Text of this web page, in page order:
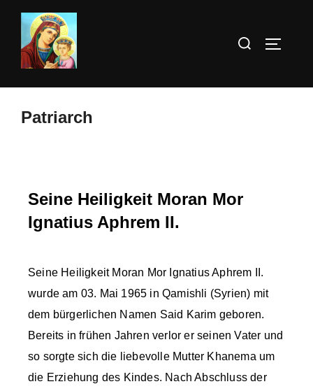
Patriarch
Seine Heiligkeit Moran Mor
Ignatius Aphrem II.
Seine Heiligkeit Moran Mor Ignatius Aphrem II.
wurde am 03. Mai 1965 in Qamishli (Syrien) mit
dem bürgerlichen Namen Said Karim geboren.
Bereits in frühen Jahren verlor er seinen Vater und
so sorgte sich die liebevolle Mutter Khanema um
die Erziehung des Kindes. Nach Abschluss der